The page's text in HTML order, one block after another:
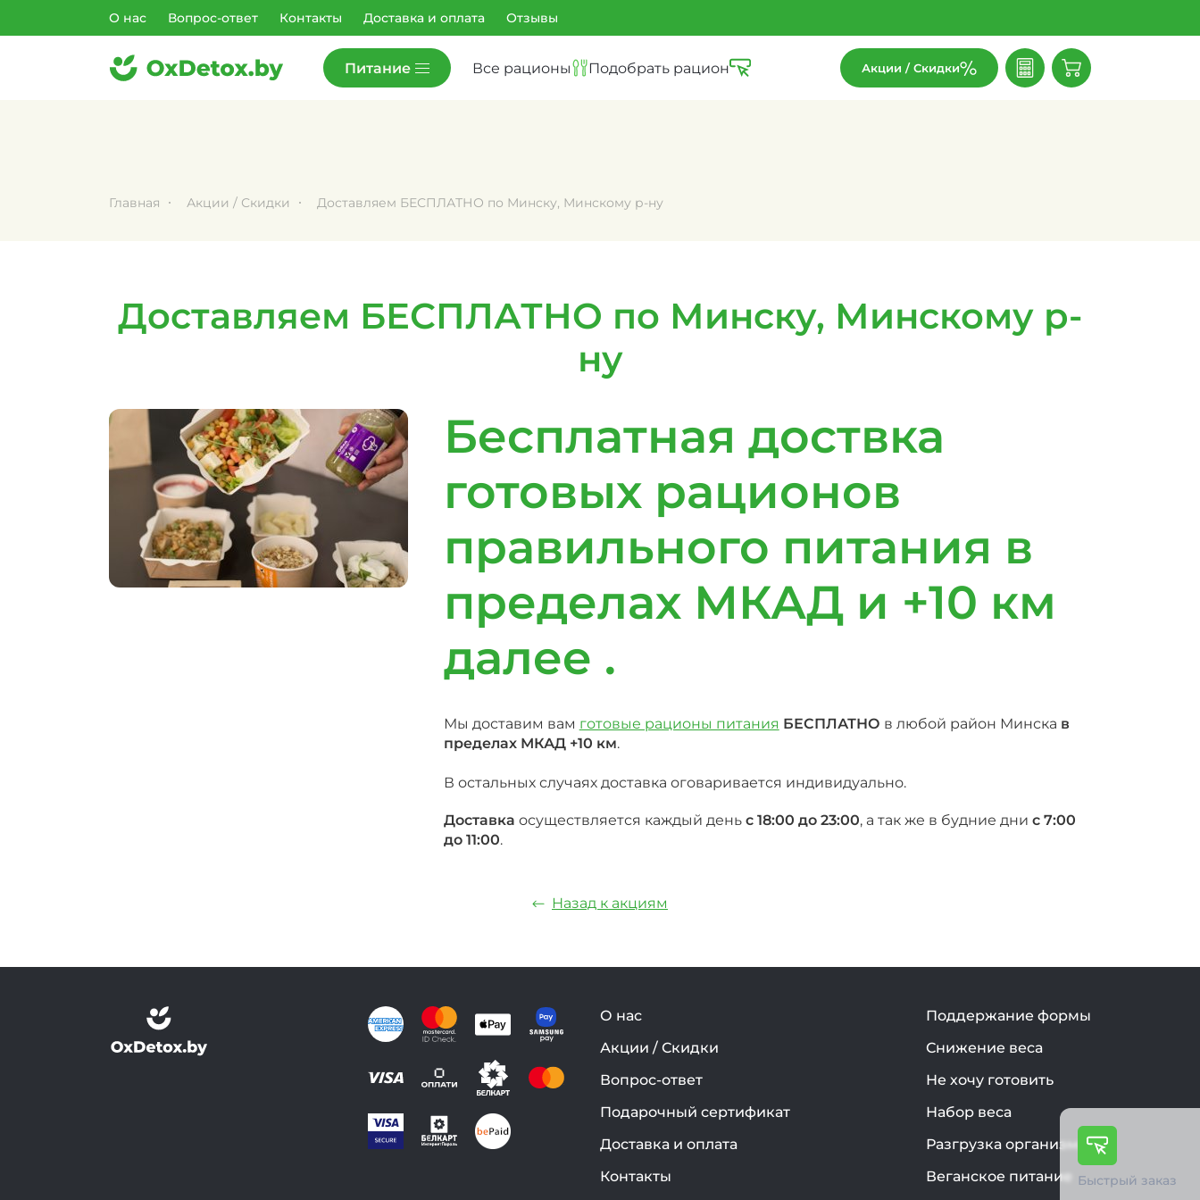
О нас Вопрос-ответ Контакты Доставка и оплата Отзывы
Питание Все рационы Подобрать рацион Акции / Скидки
Главная Акции / Скидки Доставляем БЕСПЛАТНО по Минску, Минскому р-ну
Доставляем БЕСПЛАТНО по Минску, Минскому р-
ну
Бесплатная доствка
готовых рационов
правильного питания в
пределах МКАД и +10 км
далее .
Мы доставим вам готовые рационы питания БЕСПЛАТНО в любой район Минска в
пределах МКАД +10 км.
В остальных случаях доставка оговаривается индивидуально.
Доставка осуществляется каждый день с 18:00 до 23:00, а так же в будние дни с 7:00
до 11:00.
Назад к акциям
Быстрый заказ
О нас
Акции / Скидки
Вопрос-ответ
Подарочный сертификат
Доставка и оплата
Контакты
Поддержание формы
Снижение веса
Не хочу готовить
Набор веса
Разгрузка организма
Веганское питание